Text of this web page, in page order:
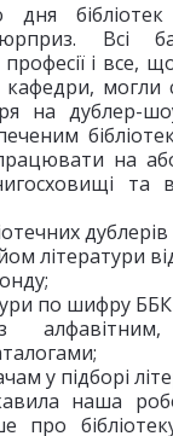
дня
Всі
і все,
кафедри,
на дублер-
на
та в
літератури
по шифру
у підборі
наша
про